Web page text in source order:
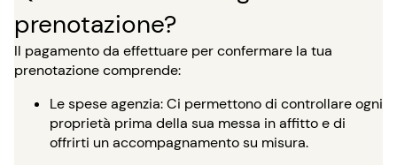
prenotazione?
Il pagamento da effettuare per confermare la tua
prenotazione comprende:
Le spese agenzia: Ci permettono di controllare ogni
proprietà prima della sua messa in affitto e di
offrirti un accompagnamento su misura.